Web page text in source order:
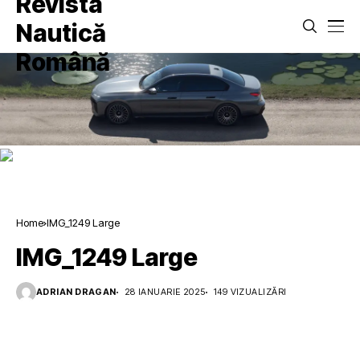
Home IMG_1249 Large
IMG_1249 Large
ADRIAN DRAGAN 28 IANUARIE 2025 149 VIZUALIZĂRI